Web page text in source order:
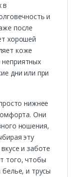
в
и
после
хорошей
коже
дни или при
нижнее
Они
ношения,
эту
и заботе
того, чтобы
и трусы